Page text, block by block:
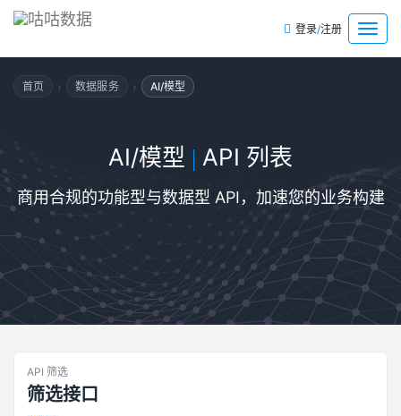
菜
单
登录/注册
首页 › 数据服务 › AI/模型
AI/模型 | API 列表
商用合规的功能型与数据型 API，加速您的业务构建
API 筛选
筛选接口